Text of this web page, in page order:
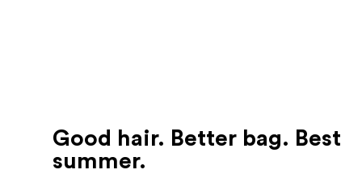
Good hair. Better bag. Best
summer.